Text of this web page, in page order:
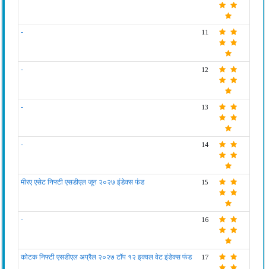
- 11
- 12
- 13
- 14
मीरए एसेट निफ्टी एसडीएल जून २०२७ इंडेक्स फंड 15
- 16
कोटक निफ्टी एसडीएल अप्रैल २०२७ टॉप १२ इक्वल वेट इंडेक्स फंड 17